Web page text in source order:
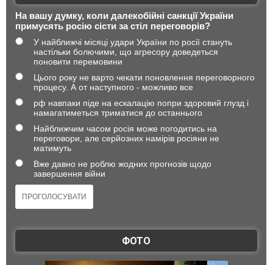
На вашу думку, коли далекобійні санкції України
примусять росію сісти за стіл переговорів?
У найближчі місяці удари України по росії стануть
настільки болючими, що агресору доведеться
поновити перемовини
Цього року не варто чекати поновлення переговорного
процесу. А от наступного - можливо все
рф навпаки піде на ескалацію попри здоровий глузд і
намагатиметься триматися до останнього
Найближчим часом росія може погодитись на
переговори, але серйозних намірів росіяни не
матимуть
Вже давно не роблю жодних прогнозів щодо
завершення війни
ФОТО